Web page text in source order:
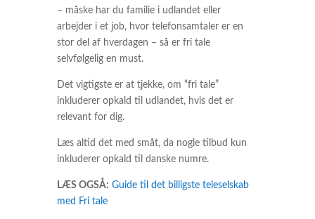
– måske har du familie i udlandet eller
arbejder i et job, hvor telefonsamtaler er en
stor del af hverdagen – så er fri tale
selvfølgelig en must.
Det vigtigste er at tjekke, om “fri tale”
inkluderer opkald til udlandet, hvis det er
relevant for dig.
Læs altid det med småt, da nogle tilbud kun
inkluderer opkald til danske numre.
LÆS OGSÅ: Guide til det billigste teleselskab
med Fri tale